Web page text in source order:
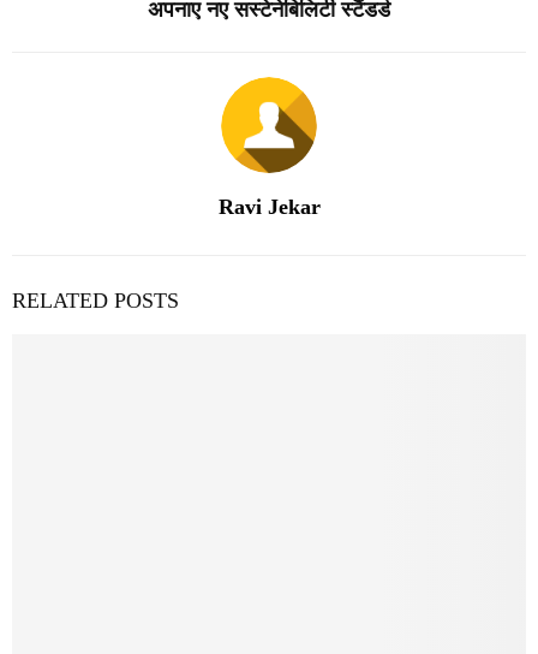
अपनाए नए सस्टेनेबिलिटी स्टैंडर्ड
Ravi Jekar
RELATED POSTS